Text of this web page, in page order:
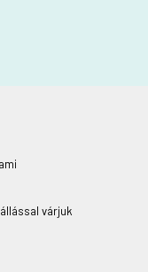
várjuk